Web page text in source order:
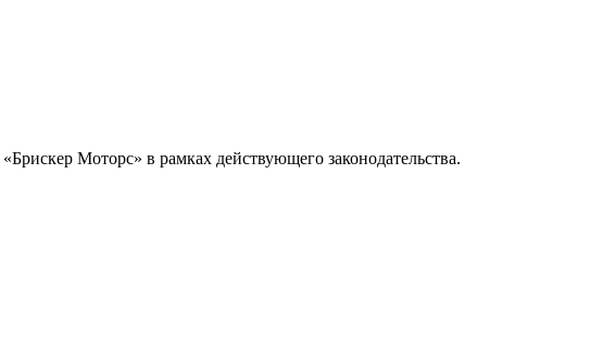
«Брискер Моторс» в рамках действующего законодательства.